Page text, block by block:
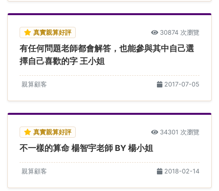
真實親算好評 30874 次瀏覽
有任何問題老師都會解答，也能參與其中自己選
擇自己喜歡的字 王小姐
親算顧客 2017-07-05
真實親算好評 34301 次瀏覽
不一樣的算命 楊智宇老師 BY 楊小姐
親算顧客 2018-02-14